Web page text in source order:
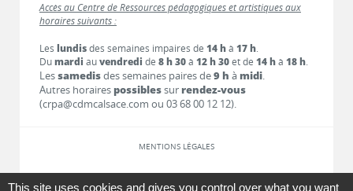
Accès au Centre de Ressources pédagogiques et artistiques aux
horaires suivants :
Les lundisdes semaines impaires de 14 hà 17 h.
Dumardi auvendredi de 8 h 30à 12 h 30et de 14 hà 18 h.
Lessamedisdes semaines paires de9 h à midi.
Autres horaires possiblessur rendez-vous
(crpa@cdmcalsace.com ou 03 68 00 12 12).
MENTIONS LÉGALES
LIENS
This site uses cookies and gives you control over what you want